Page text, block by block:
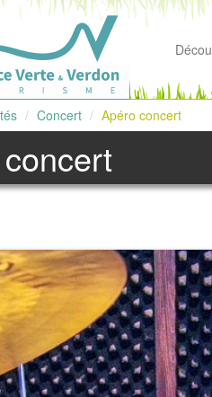
Concert Apéro concert